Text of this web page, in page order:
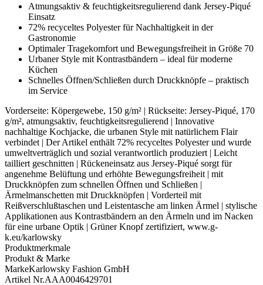
Atmungsaktiv & feuchtigkeitsregulierend dank Jersey-Piqué
Einsatz
72% recyceltes Polyester für Nachhaltigkeit in der
Gastronomie
Optimaler Tragekomfort und Bewegungsfreiheit in Größe 70
Urbaner Style mit Kontrastbändern – ideal für moderne
Küchen
Schnelles Öffnen/Schließen durch Druckknöpfe – praktisch
im Service
Vorderseite: Köpergewebe, 150 g/m² | Rückseite: Jersey-Piqué, 170
g/m², atmungsaktiv, feuchtigkeitsregulierend | Innovative
nachhaltige Kochjacke, die urbanen Style mit natürlichem Flair
verbindet | Der Artikel enthält 72% recyceltes Polyester und wurde
umweltverträglich und sozial verantwortlich produziert | Leicht
tailliert geschnitten | Rückeneinsatz aus Jersey-Piqué sorgt für
angenehme Belüftung und erhöhte Bewegungsfreiheit | mit
Druckknöpfen zum schnellen Öffnen und Schließen |
Ärmelmanschetten mit Druckknöpfen | Vorderteil mit
Reißverschlußtaschen und Leistentasche am linken Ärmel | stylische
Applikationen aus Kontrastbändern an den Ärmeln und im Nacken
für eine urbane Optik | Grüner Knopf zertifiziert, www.g-
k.eu/karlowsky
Produktmerkmale
Produkt & Marke
MarkeKarlowsky Fashion GmbH
Artikel Nr.AAA0046429701